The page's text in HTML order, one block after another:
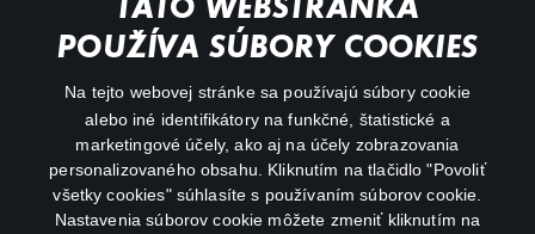
POUŽÍVA SÚBORY COOKIES
Na tejto webovej stránke sa používajú súbory cookie
alebo iné identifikátory na funkčné, štatistické a
marketingové účely, ako aj na účely zobrazovania
personalizovaného obsahu. Kliknutím na tlačidlo "Povoliť
všetky cookies" súhlasíte s používaním súborov cookie.
Nastavenia súborov cookie môžete zmeniť kliknutím na
O aplikácii Canal+